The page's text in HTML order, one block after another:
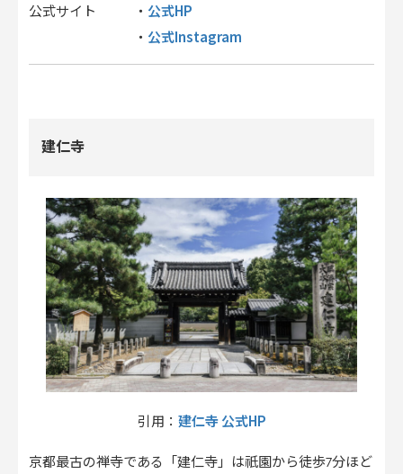
公式サイト
・ 公式HP
・ 公式Instagram
建仁寺
引用： 建仁寺 公式HP
京都最古の禅寺である「建仁寺」は祇園から徒歩7分ほど